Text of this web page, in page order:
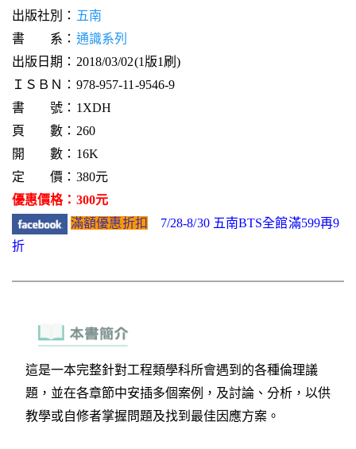
出版社別： 五南
書 系： 通識系列
出版日期：2018/03/02(1版1刷)
ＩＳＢＮ：978-957-11-9546-9
書 號：1XDH
頁 數：260
開 數：16K
定 價：380元
優惠價格：300元
滿額優惠折扣
7/28-8/30 五南BTS全館滿599再9
折